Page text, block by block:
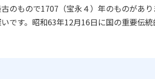
のもので1707（宝永４）年のものがあ
です。昭和63年12月16日に国の重要伝